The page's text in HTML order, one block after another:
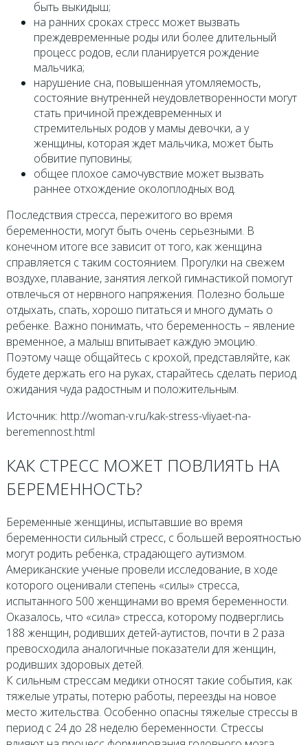
быть выкидыш;
на ранних сроках стресс может вызвать
преждевременные роды или более длительный
процесс родов, если планируется рождение
мальчика;
нарушение сна, повышенная утомляемость,
состояние внутренней неудовлетворенности могут
стать причиной преждевременных и
стремительных родов у мамы девочки, а у
женщины, которая ждет мальчика, может быть
обвитие пуповины;
общее плохое самочувствие может вызвать
раннее отхождение околоплодных вод.
Последствия стресса, пережитого во время
беременности, могут быть очень серьезными. В
конечном итоге все зависит от того, как женщина
справляется с таким состоянием. Прогулки на свежем
воздухе, плавание, занятия легкой гимнастикой помогут
отвлечься от нервного напряжения. Полезно больше
отдыхать, спать, хорошо питаться и много думать о
ребенке. Важно понимать, что беременность – явление
временное, а малыш впитывает каждую эмоцию.
Поэтому чаще общайтесь с крохой, представляйте, как
будете держать его на руках, старайтесь сделать период
ожидания чуда радостным и положительным.
Источник: http://woman-v.ru/kak-stress-vliyaet-na-
beremennost.html
КАК СТРЕСС МОЖЕТ ПОВЛИЯТЬ НА
БЕРЕМЕННОСТЬ?
Беременные женщины, испытавшие во время
беременности сильный стресс, с большей вероятностью
могут родить ребенка, страдающего аутизмом.
Американские ученые провели исследование, в ходе
которого оценивали степень «силы» стресса,
испытанного 500 женщинами во время беременности.
Оказалось, что «сила» стресса, которому подверглись
188 женщин, родивших детей-аутистов, почти в 2 раза
превосходила аналогичные показатели для женщин,
родивших здоровых детей.
К сильным стрессам медики относят такие события, как
тяжелые утраты, потерю работы, переезды на новое
место жительства. Особенно опасны тяжелые стрессы в
период с 24 до 28 неделю беременности. Стрессы